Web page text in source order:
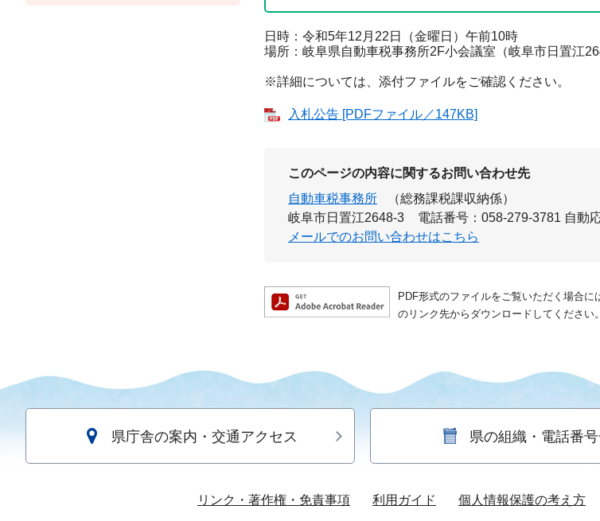
日時：令和5年12月22日（金曜日）午前10時
場所：岐阜県自動車税事務所2F小会議室（岐阜市日置江
※詳細については、添付ファイルをご確認ください。
入札公告 [PDFファイル／147KB]
このページの内容に関するお問い合わせ先
自動車税事務所
（総務課税課収納係）
岐阜市日置江2648-3
電話番号：058-279-3781 自動
メールでのお問い合わせはこちら
PDF形式のファイルをご覧いただく場合に
のリンク先からダウンロードしてください
県庁舎の案内・交通アクセス 県の組織・電話番
リンク・著作権・免責事項 利用ガイド 個人情報保護の考え方